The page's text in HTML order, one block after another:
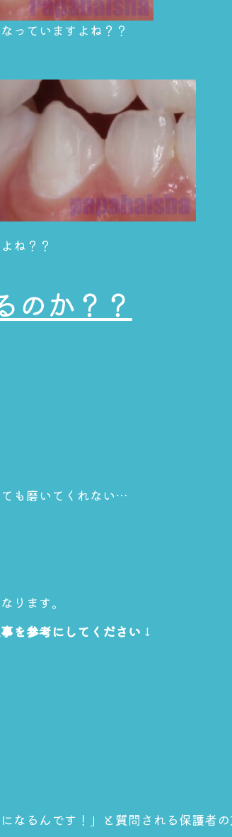
っていますよね？？
ね？？
のか？？
も磨いてくれない…
ります。
を参考にしてください ↓
なるんです！」と質問される保護者